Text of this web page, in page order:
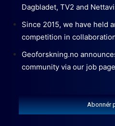
Dagbladet, TV2 and
Since 2015, we have held
competition in
Geoforskning.no
community via our job
Abonnér